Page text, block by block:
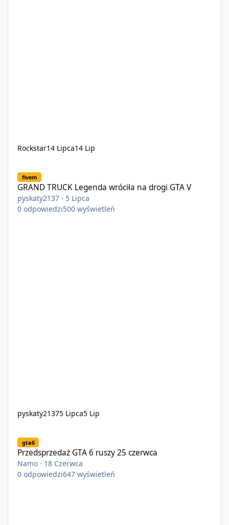
Rockstar14 Lipca14 Lip
fivem
GRAND TRUCK Legenda wróciła na drogi GTA V
pyskaty2137 · 5 Lipca
0 odpowiedzi500 wyświetleń
pyskaty21375 Lipca5 Lip
gta6
Przedsprzedaż GTA 6 ruszy 25 czerwca
Namo · 18 Czerwca
0 odpowiedzi647 wyświetleń